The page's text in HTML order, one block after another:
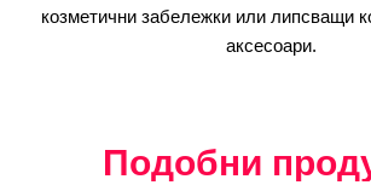
козметични забележки или липсващи
аксесоари.
Подобни